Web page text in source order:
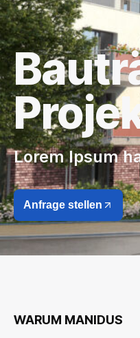
Lorem Ipsum
Anfrage stellen
WARUM MANIDUS